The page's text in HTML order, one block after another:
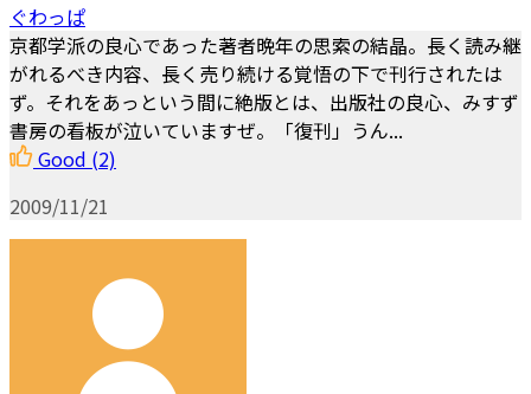
ぐわっぱ
京都学派の良心であった著者晩年の思索の結晶。長く読み継
がれるべき内容、長く売り続ける覚悟の下で刊行されたは
ず。それをあっという間に絶版とは、出版社の良心、みすず
書房の看板が泣いていますぜ。「復刊」うん...
Good (2)
2009/11/21